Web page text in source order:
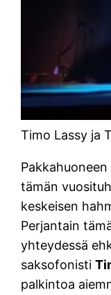
Timo Lassy ja
tämän
keskeisen
Perjantain
yhteydessä
saksofonisti
palkintoa